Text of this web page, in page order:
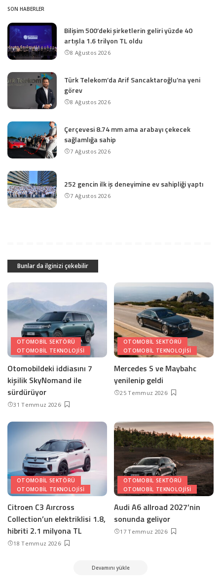
SON HABERLER
Bilişim 500’deki şirketlerin geliri yüzde 40
artışla 1.6 trilyon TL oldu
8 Ağustos 2026
Türk Telekom’da Arif Sancaktaroğlu’na yeni
görev
8 Ağustos 2026
Çerçevesi 8.74 mm ama arabayı çekecek
sağlamlığa sahip
7 Ağustos 2026
252 gencin ilk iş deneyimine ev sahipliği yaptı
7 Ağustos 2026
Bunlar da ilginizi çekebilir
OTOMOBIL SEKTÖRÜ
OTOMOBIL TEKNOLOJISI
Otomobildeki iddiasını 7
kişilik SkyNomand ile
sürdürüyor
31 Temmuz 2026
OTOMOBIL SEKTÖRÜ
OTOMOBIL TEKNOLOJISI
Mercedes S ve Maybahc
yenilenip geldi
25 Temmuz 2026
OTOMOBIL SEKTÖRÜ
OTOMOBIL TEKNOLOJISI
Citroen C3 Aırcross
Collection’un elektriklisi 1.8,
hibriti 2.1 milyona TL
18 Temmuz 2026
OTOMOBIL SEKTÖRÜ
OTOMOBIL TEKNOLOJISI
Audi A6 allroad 2027’nin
sonunda geliyor
17 Temmuz 2026
Devamını yükle